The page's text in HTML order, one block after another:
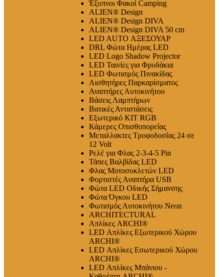
Έξυπνοι Φακοί Camping
ALIEN® Design
ALIEN® Design DIVA
ALIEN® Design DIVA 50 cm
LED AUTO ΑΞΕΣΟΥΑΡ
DRL Φώτα Ημέρας LED
LED Logo Shadow Projector
LED Ταινίες για Φρυδάκια
LED Φωτισμός Πινακίδας
Αισθητήρες Παρκαρίσματος
Αναπτήρες Αυτοκινήτου
Βάσεις Λαμπτήρων
Βατικές Αντιστάσεις
Εξωτερικό ΚΙΤ RGB
Κάμερες Οπισθοπορείας
Μεταλλακτες Τροφοδοσίας 24 σε
12 Volt
Ρελέ για Φλας 2-3-4-5 Pin
Τάπες Βαλβίδας LED
Φλας Μοτοσυκλετών LED
Φορτιστές Αναπτήρα USB
Φώτα LED Οδικής Σήμανσης
Φώτα Όγκου LED
Φωτισμός Αυτοκινήτου Neon
ARCHITECTURAL
Απλίκες ARCHI®
LED Απλίκες Εξωτερικού Χώρου
ARCHI®
LED Απλίκες Εσωτερικού Χώρου
ARCHI®
LED Απλίκες Μπάνιου -